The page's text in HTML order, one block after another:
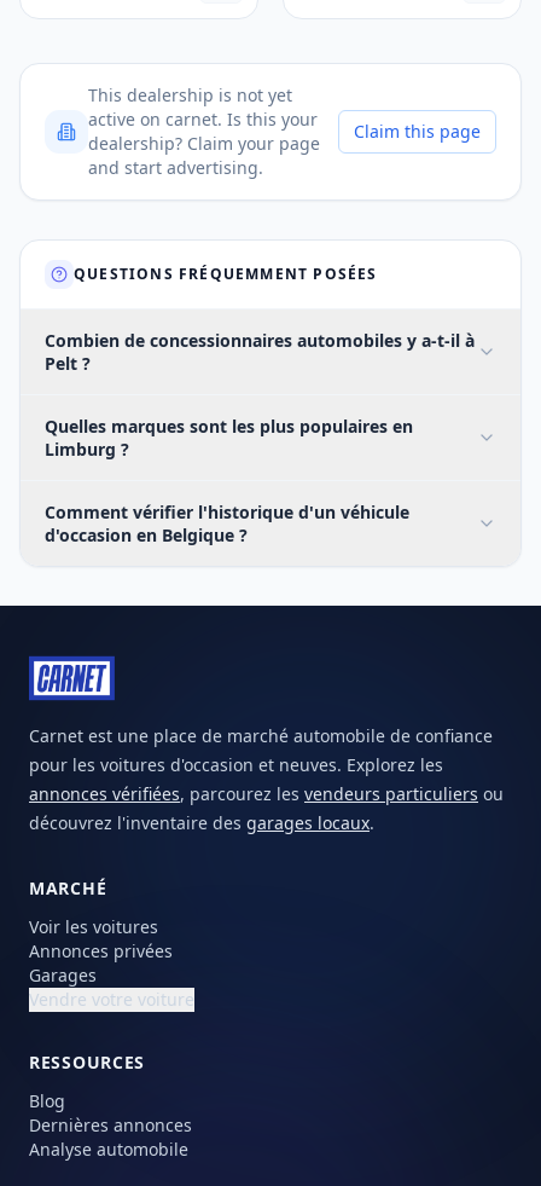
This dealership is not yet
active on carnet. Is this your
dealership? Claim your page
and start advertising.
Claim this page
QUESTIONS FRÉQUEMMENT POSÉES
Combien de concessionnaires automobiles y a-t-il à
Pelt ?
Quelles marques sont les plus populaires en
Limburg ?
Comment vérifier l'historique d'un véhicule
d'occasion en Belgique ?
Carnet est une place de marché automobile de confiance
pour les voitures d'occasion et neuves. Explorez les
annonces vérifiées, parcourez les vendeurs particuliers ou
découvrez l'inventaire des garages locaux.
MARCHÉ
Voir les voitures
Annonces privées
Garages
Vendre votre voiture
RESSOURCES
Blog
Dernières annonces
Analyse automobile